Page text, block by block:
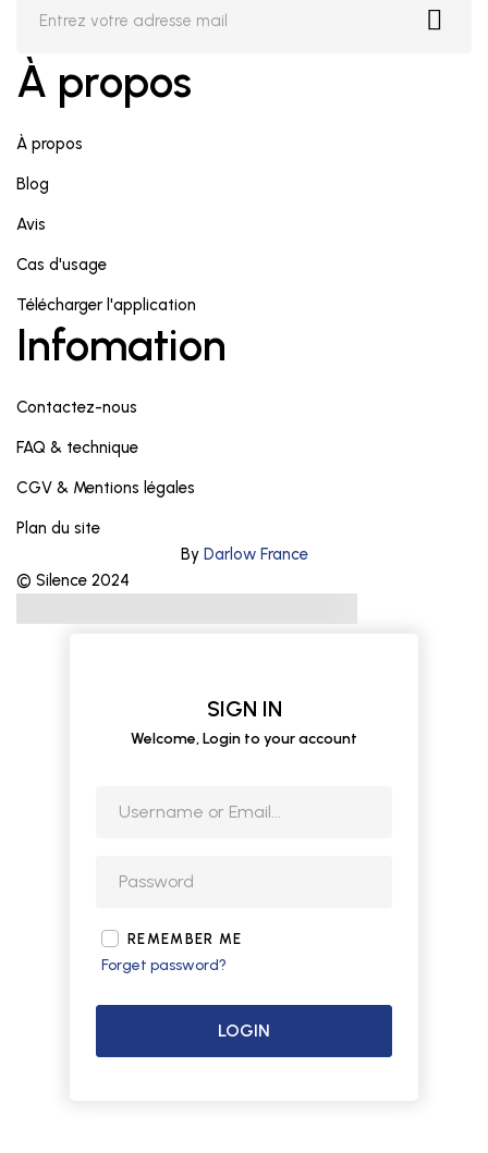
À propos
À propos
Blog
Avis
Cas d'usage
Télécharger l'application
Infomation
Contactez-nous
FAQ & technique
CGV & Mentions légales
Plan du site
© Silence 2024
By Darlow France
SIGN IN
Welcome, Login to your account
REMEMBER ME
Forget password?
LOGIN